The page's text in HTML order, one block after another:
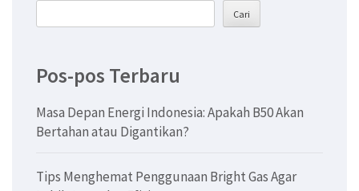
Cari
Pos-pos Terbaru
Masa Depan Energi Indonesia: Apakah B50 Akan
Bertahan atau Digantikan?
Tips Menghemat Penggunaan Bright Gas Agar